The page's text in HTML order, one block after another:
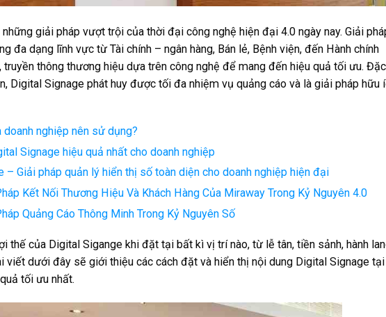
giải pháp vượt trội của thời đại công nghệ hiện đại 4.0 ngày nay. Giải
đa dạng lĩnh vực từ Tài chính – ngân hàng, Bán lẻ, Bệnh viện, đến Hành chính
thông thương hiệu dựa trên công nghệ để mang đến hiệu quả tối ưu. Đặc
Digital Signage phát huy được tối đa nhiệm vụ quảng cáo và là giải pháp hữu
nghiệp nên sử dụng?
Signage hiệu quả nhất cho doanh nghiệp
– Giải pháp quản lý hiển thị số toàn diện cho doanh nghiệp hiện đại
Kết Nối Thương Hiệu Và Khách Hàng Của Miraway Trong Kỷ Nguyên 4.0
Quảng Cáo Thông Minh Trong Kỷ Nguyên Số
thế của Digital Sigange khi đặt tại bất kì vị trí nào, từ lễ tân, tiền sảnh, hành
viết dưới đây sẽ giới thiệu các cách đặt và hiển thị nội dung Digital Signage tại
tối ưu nhất.